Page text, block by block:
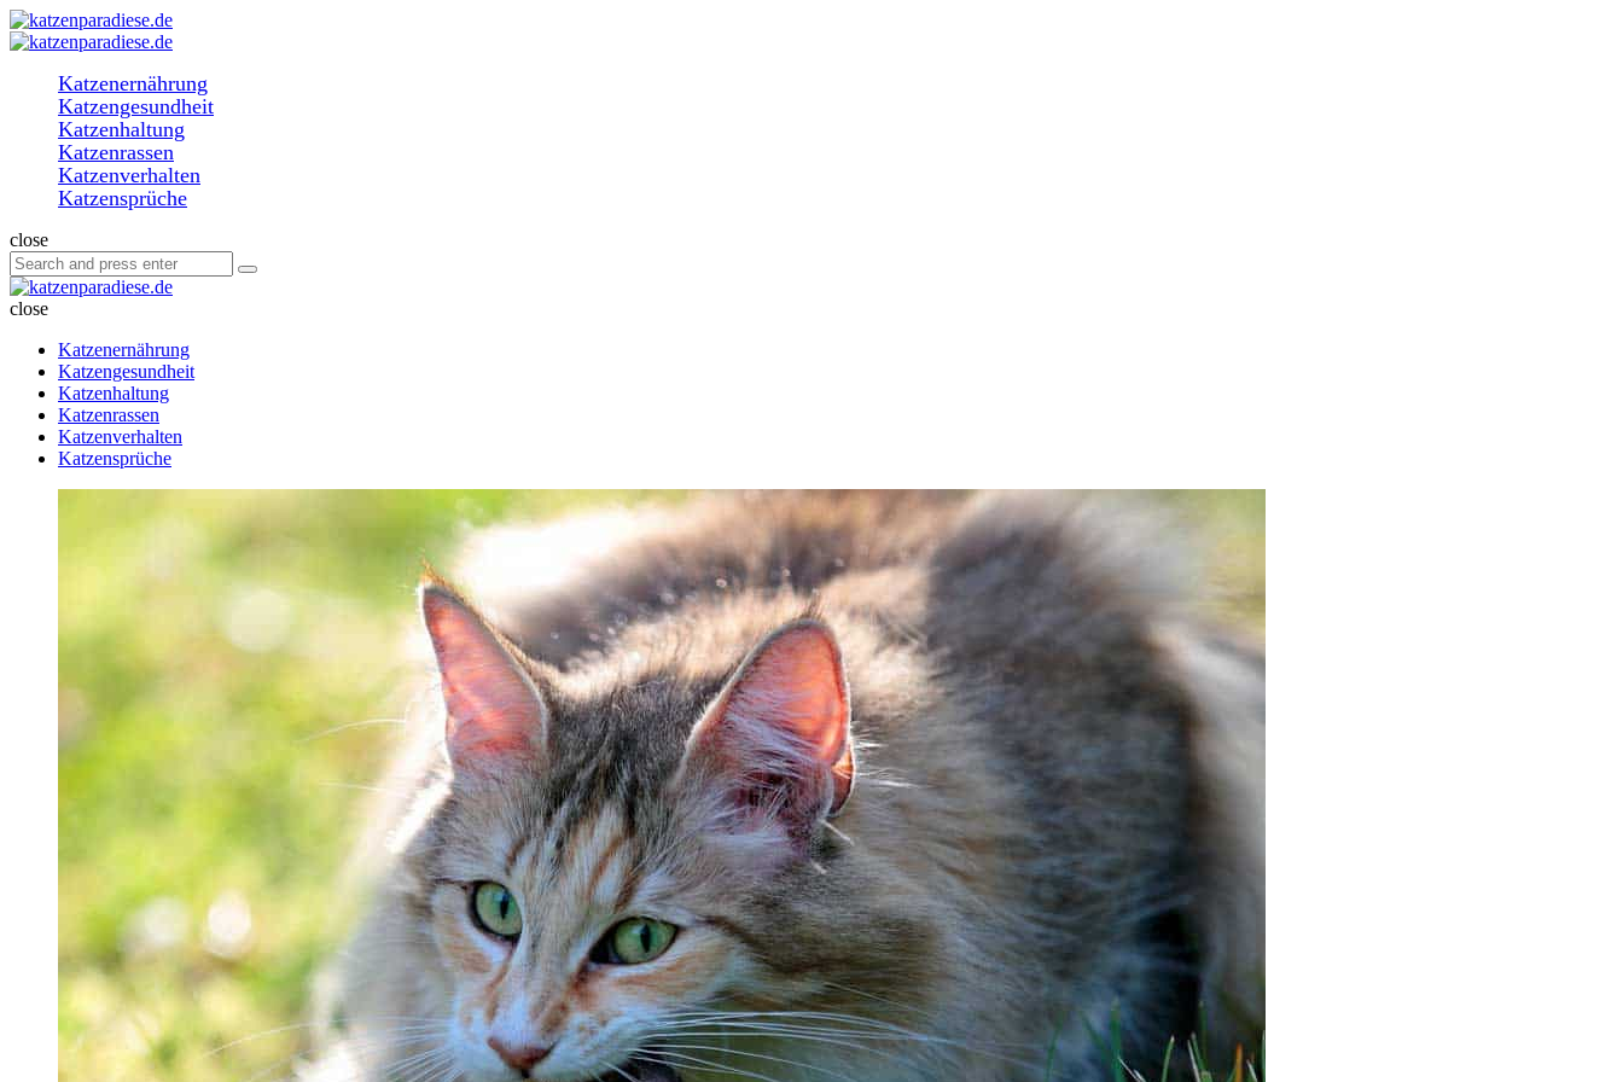
Menu
Search
katzenparadiese.de
Katzenernährung
Katzengesundheit
Katzenhaltung
Katzenrassen
Katzenverhalten
Katzensprüche
Search
close
Search
for:
Search
katzenparadiese.de
close
Katzenernährung
Katzengesundheit
Katzenhaltung
Katzenrassen
Katzenverhalten
Katzensprüche